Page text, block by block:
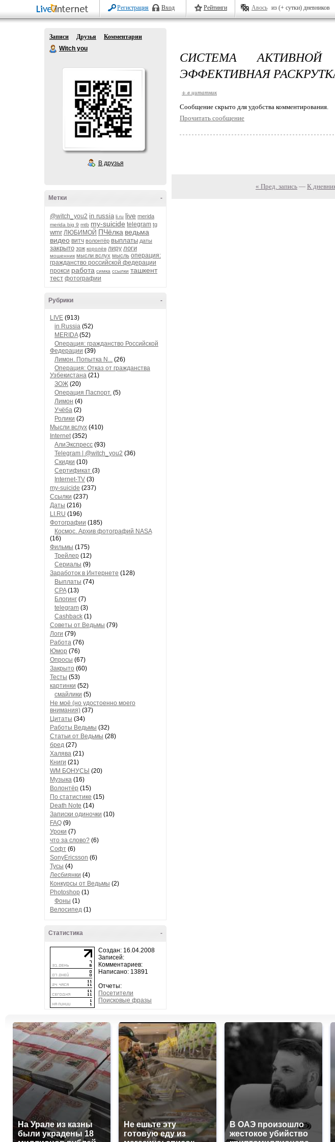
Регистрация Вход Рейтинги Авось из (+ сутки) дневников
Записи Друзья
Комментарии
Witch you
В друзья
-
Метки
@witch_you2 in russia li.ru live merida
merida big 9 mtb my-suicide telegram tg
wmr ЛЮБИМОЙ ПЧёлка ведьма
видео витч волонтёр выплаты даты
закрыто зож королёв лиру логи
мошенник мысли вслух мысль операция:
гражданство российской федерации
прокси работа симка ссылки ташкент
тест фотографии
-
Рубрики
LIVE (913)
in Russia (52)
MERIDA(52)
Операция: гражданство Российской
Федерации (39)
Лимон. Попытка N... (26)
Операция: Отказ от гражданства
Узбекистана (21)
ЗОЖ (20)
Операция Паспорт. (5)
Лимон (4)
Учёба (2)
Ролики (2)
Мысли вслух (410)
Internet(352)
АлиЭкспресс (93)
Telegram | @witch_you2 (36)
Скидки (10)
Сертификат (3)
Internet-TV (3)
my-suicide (237)
Ссылки (237)
Даты (216)
LI.RU (196)
Фотографии (185)
Космос. Архив фотографий NASA
(16)
Фильмы (175)
Трейлер (12)
Сериалы (9)
Заработок в Интернете (128)
Выплаты (74)
CPA(13)
Блогинг (7)
telegram (3)
Cashback (1)
Советы от Ведьмы (79)
Логи (79)
Работа (76)
Юмор (76)
Опросы (67)
Закрыто (60)
Тесты (53)
картинки (52)
смайлики (5)
Не моё (но удостоенно моего
внимания) (37)
Цитаты (34)
Работы Ведьмы (32)
Статьи от Ведьмы (28)
бред (27)
Халява (21)
Книги (21)
WM БОНУСЫ (20)
Музыка (16)
Волонтёр (15)
По статистике (15)
Death Note (14)
Записки одиночки (10)
FAQ (9)
Уроки (7)
что за слово? (6)
Софт (6)
SonyEricsson (6)
Тусы (4)
Лесбиянки (4)
Конкурсы от Ведьмы (2)
Photoshop (1)
Фоны (1)
Велосипед (1)
-
Статистика
Создан: 16.04.2008
Записей:
Комментариев:
Написано: 13891
Отчеты:
Посетители
Поисковые фразы
СИСТЕМА
ЭФФЕКТИВНАЯ
+ в цитатник
Cообщение скрыто для удобства комментирования.
Прочитать сообщение
« Пред. запись — К
На Урале из казны
были украдены 18
Не ешьте эту
готовую еду из
В ОАЭ произошло
жестокое убийство